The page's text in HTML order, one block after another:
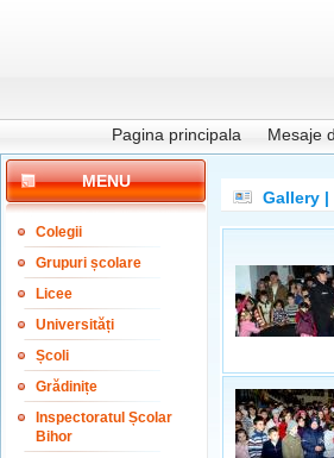
Pagina principala Mesaje
MENU
Colegii
Grupuri școlare
Licee
Universități
Școli
Grădinițe
Inspectoratul Școlar
Bihor
Gallery